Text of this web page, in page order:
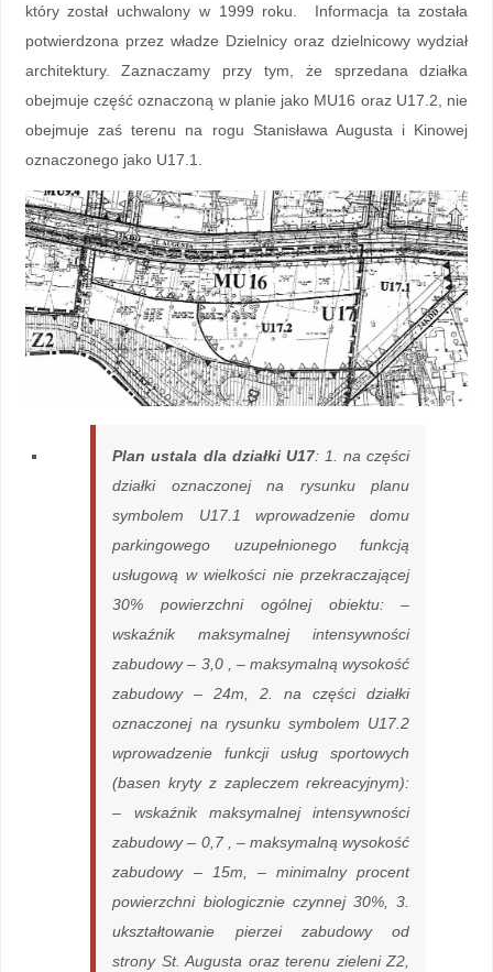
który został uchwalony w 1999 roku. Informacja ta została
potwierdzona przez władze Dzielnicy oraz dzielnicowy wydział
architektury. Zaznaczamy przy tym, że sprzedana działka
obejmuje część oznaczoną w planie jako MU16 oraz U17.2, nie
obejmuje zaś terenu na rogu Stanisława Augusta i Kinowej
oznaczonego jako U17.1.
Plan ustala dla działki U17: 1. na części
działki oznaczonej na rysunku planu
symbolem U17.1 wprowadzenie domu
parkingowego uzupełnionego funkcją
usługową w wielkości nie przekraczającej
30% powierzchni ogólnej obiektu: –
wskaźnik maksymalnej intensywności
zabudowy – 3,0 , – maksymalną wysokość
zabudowy – 24m, 2. na części działki
oznaczonej na rysunku symbolem U17.2
wprowadzenie funkcji usług sportowych
(basen kryty z zapleczem rekreacyjnym):
– wskaźnik maksymalnej intensywności
zabudowy – 0,7 , – maksymalną wysokość
zabudowy – 15m, – minimalny procent
powierzchni biologicznie czynnej 30%, 3.
ukształtowanie pierzei zabudowy od
strony St. Augusta oraz terenu zieleni Z2,